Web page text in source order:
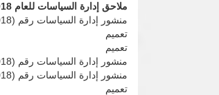
ملاحق إدارة السياسات للعام 2018
منشور إدارة السياسات رقم (17/2018)
تعميم
تعميم
منشور إدارة السياسات رقم (16/2018)
منشور إدارة السياسات رقم (15/2018)
تعميم